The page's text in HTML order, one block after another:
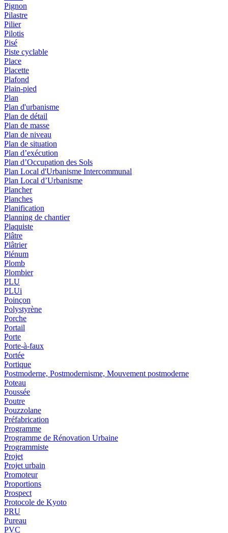
Pignon
Pilastre
Pilier
Pilotis
Pisé
Piste cyclable
Place
Placette
Plafond
Plain-pied
Plan
Plan d'urbanisme
Plan de détail
Plan de masse
Plan de niveau
Plan de situation
Plan d’exécution
Plan d’Occupation des Sols
Plan Local d'Urbanisme Intercommunal
Plan Local d’Urbanisme
Plancher
Planches
Planification
Planning de chantier
Plaquiste
Plâtre
Plâtrier
Plénum
Plomb
Plombier
PLU
PLUi
Poinçon
Polystyrène
Porche
Portail
Porte
Porte-à-faux
Portée
Portique
Postmoderne, Postmodernisme, Mouvement postmoderne
Poteau
Poussée
Poutre
Pouzzolane
Préfabrication
Programme
Programme de Rénovation Urbaine
Programmiste
Projet
Projet urbain
Promoteur
Proportions
Prospect
Protocole de Kyoto
PRU
Pureau
PVC